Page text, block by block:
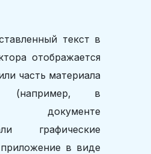
текст в
отображается
часть материала
(например, в
документе
графические
в виде